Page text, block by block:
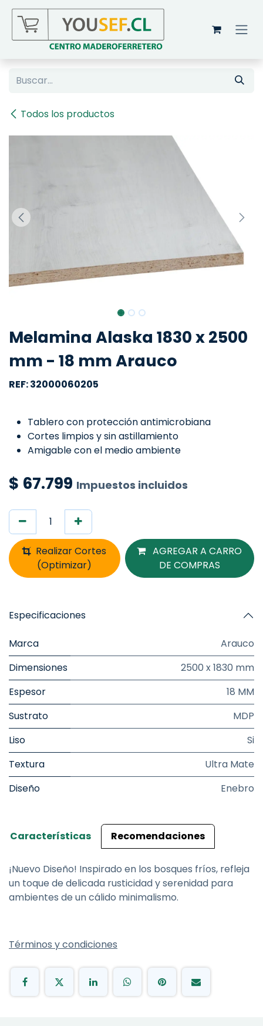
Ir al contenido
Todos los productos
Melamina Alaska 1830 x 2500
mm - 18 mm Arauco
REF: 32000060205
Tablero con protección antimicrobiana
Cortes limpios y sin astillamiento
Amigable con el medio ambiente
$ 67.799 Impuestos incluidos
Realizar Cortes
(Optimizar)
AGREGAR A CARRO
DE COMPRAS
Especificaciones
Marca
Arauco
Dimensiones
2500 x 1830 mm
Espesor
18 MM
Sustrato
MDP
Liso
Si
Textura
Ultra Mate
Diseño
Enebro
Características Recomendaciones
¡Nuevo Diseño! Inspirado en los bosques fríos, refleja
un toque de delicada rusticidad y serenidad para
ambientes de un cálido minimalismo.
Términos y condiciones